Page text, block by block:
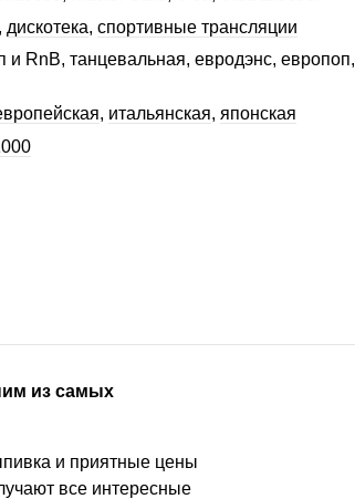
, дискотека, спортивные трансляции
и RnB, танцевальная, евродэнс, европоп,
, итальянская, японская
из самых
и приятные цены
все интересные